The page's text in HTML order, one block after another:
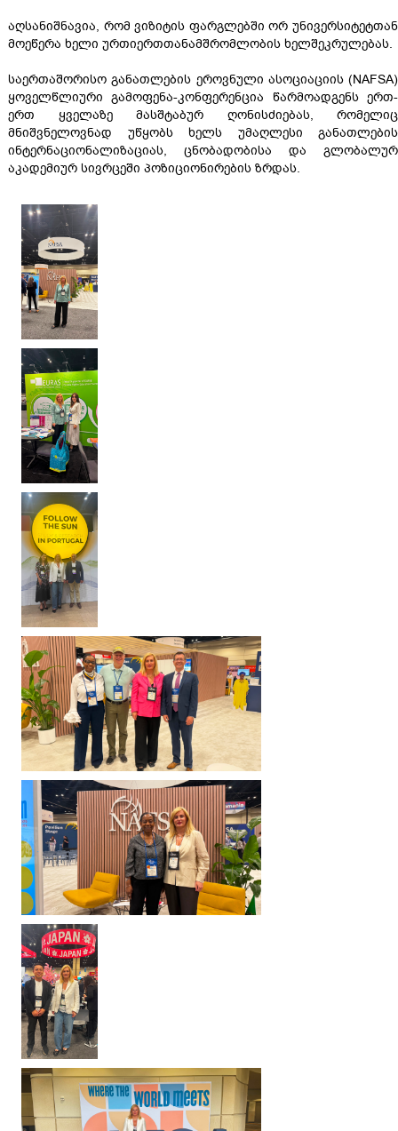
აღსანიშნავია, რომ ვიზიტის ფარგლებში ორ უნივერსიტეტთან
მოეწერა ხელი ურთიერთთანამშრომლობის ხელშეკრულებას.
საერთაშორისო განათლების ეროვნული ასოციაციის (NAFSA)
ყოველწლიური გამოფენა-კონფერენცია წარმოადგენს ერთ-
ერთ ყველაზე მასშტაბურ ღონისძიებას, რომელიც
მნიშვნელოვნად უწყობს ხელს უმაღლესი განათლების
ინტერნაციონალიზაციას, ცნობადობისა და გლობალურ
აკადემიურ სივრცეში პოზიციონირების ზრდას.